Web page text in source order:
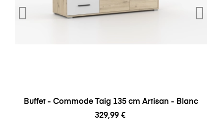
Buffet - Commode Taig 135 cm Artisan - Blanc
329,99 €